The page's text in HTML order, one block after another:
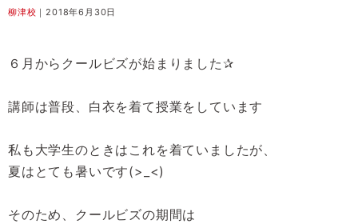
柳津校 ｜2018年6月30日
６月からクールビズが始まりました✰
講師は普段、白衣を着て授業をしています
私も大学生のときはこれを着ていましたが、
夏はとても暑いです(>_<)
そのため、クールビズの期間は